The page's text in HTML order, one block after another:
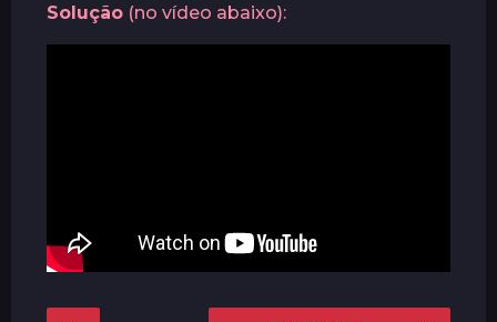
Solução (no vídeo abaixo):